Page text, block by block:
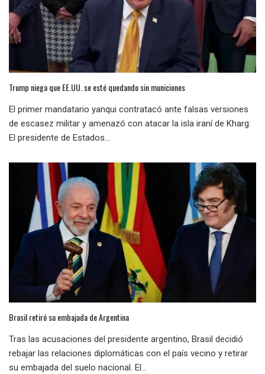
Trump niega que EE.UU. se esté quedando sin municiones
El primer mandatario yanqui contratacó ante falsas versiones
de escasez militar y amenazó con atacar la isla iraní de Kharg:
El presidente de Estados...
Brasil retiró su embajada de Argentina
Tras las acusaciones del presidente argentino, Brasil decidió
rebajar las relaciones diplomáticas con el país vecino y retirar
su embajada del suelo nacional. El...